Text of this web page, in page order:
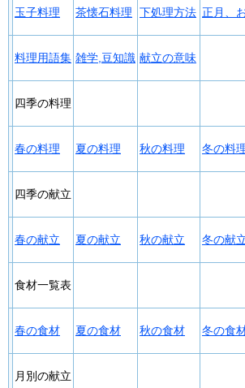
玉子料理 茶懐石料理 下処理方法 正月、
料理用語集 雑学,豆知識 献立の意味
四季の料理
春の料理 夏の料理 秋の料理 冬の料
四季の献立
春の献立 夏の献立 秋の献立 冬の献
食材一覧表
春の食材 夏の食材 秋の食材 冬の食
月別の献立